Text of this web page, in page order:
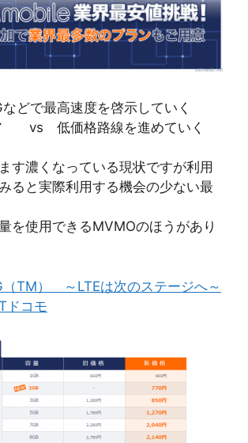
などで最高速度を啓示していく
vs 低価格路線を進めていく
す濃くなっている現状ですが利用
ると実際利用する機会の少ない最
を使用できるMVMOのほうがあり
（TM） ～LTEは次のステージへ～
ドコモ